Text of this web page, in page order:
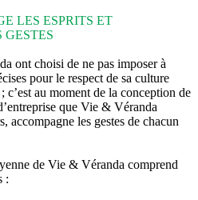
LES ESPRITS ET
ont choisi de ne pas imposer à
pour le respect de sa culture
c’est au moment de la conception de
que Vie & Véranda
accompagne les gestes de chacun
de Vie & Véranda comprend
: